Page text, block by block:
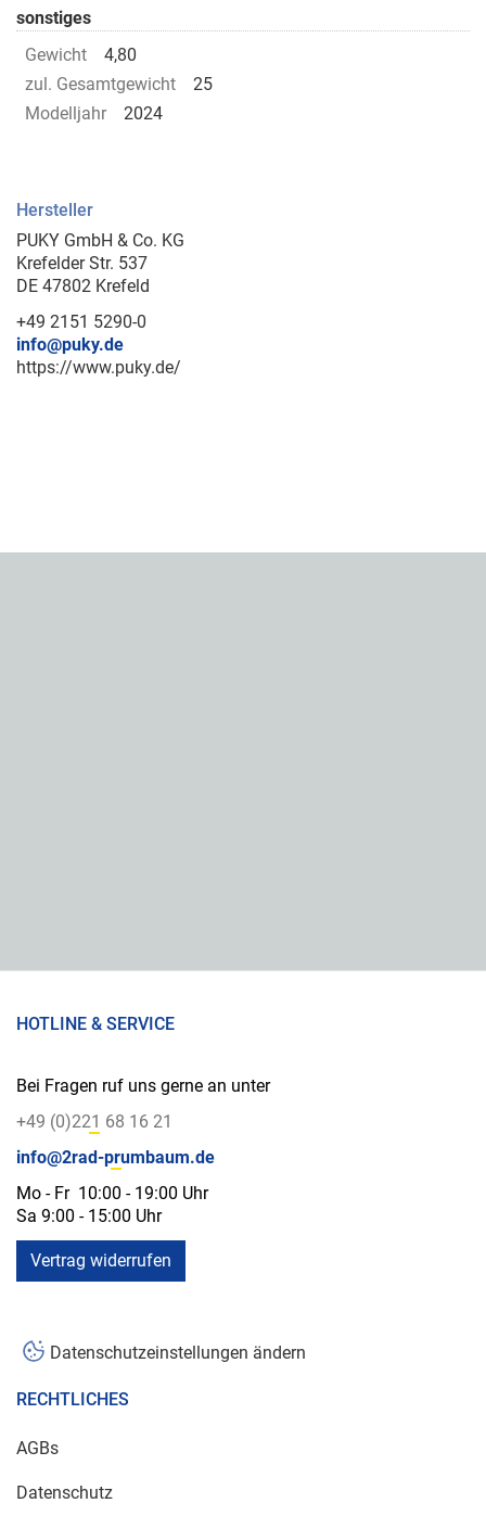
sonstiges
Gewicht
4,80
zul. Gesamtgewicht
25
Modelljahr
2024
Hersteller
PUKY GmbH & Co. KG
Krefelder Str. 537
DE 47802 Krefeld
+49 2151 5290-0
info@puky.de
https://www.puky.de/
HOTLINE & SERVICE
Bei Fragen ruf uns gerne an unter
+49 (0)221 68 16 21
info@2rad-prumbaum.de
Mo - Fr 10:00 - 19:00 Uhr
Sa 9:00 - 15:00 Uhr
Vertrag widerrufen
Datenschutzeinstellungen ändern
RECHTLICHES
AGBs
Datenschutz